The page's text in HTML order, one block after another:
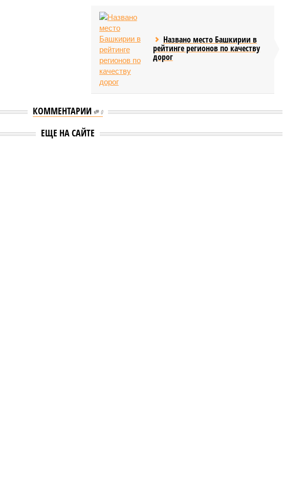
Названо место Башкирии в
рейтинге регионов по качеству
дорог
КОММЕНТАРИИ 0
ЕЩЕ НА САЙТЕ